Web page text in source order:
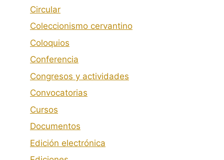
Circular
Coleccionismo cervantino
Coloquios
Conferencia
Congresos y actividades
Convocatorias
Cursos
Documentos
Edición electrónica